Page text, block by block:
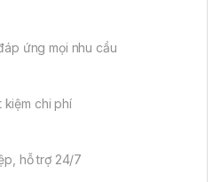
ứng mọi nhu cầu
kiệm chi phí
hỗ trợ 24/7